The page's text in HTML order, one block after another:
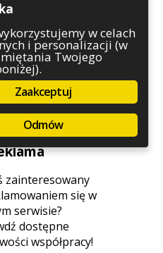
Służby
Sport
Środowisko
Szkolnictwo
Wydarzenia
Zapowiedzi
Zdrowie
zainteresowany
się w
serwisie?
dostępne
współpracy!
w celach
i personalizacji (w
Twojego
Zaakceptuj
Odmów